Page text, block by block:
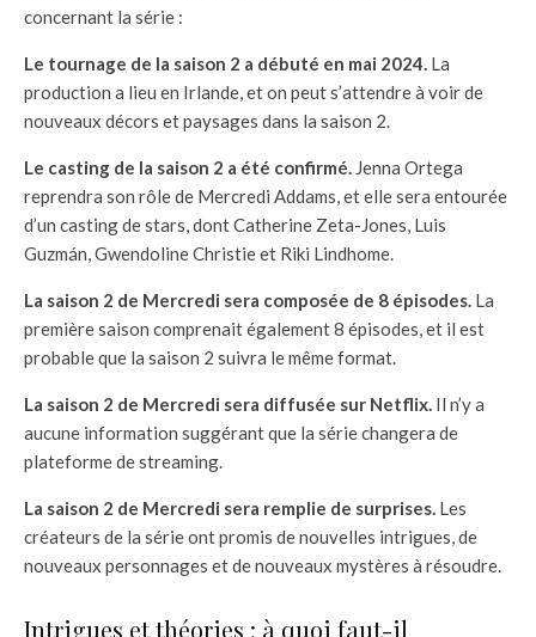
concernant la série :
Le tournage de la saison 2 a débuté en mai 2024. La
production a lieu en Irlande, et on peut s’attendre à voir de
nouveaux décors et paysages dans la saison 2.
Le casting de la saison 2 a été confirmé. Jenna Ortega
reprendra son rôle de Mercredi Addams, et elle sera entourée
d’un casting de stars, dont Catherine Zeta-Jones, Luis
Guzmán, Gwendoline Christie et Riki Lindhome.
La saison 2 de Mercredi sera composée de 8 épisodes. La
première saison comprenait également 8 épisodes, et il est
probable que la saison 2 suivra le même format.
La saison 2 de Mercredi sera diffusée sur Netflix. Il n’y a
aucune information suggérant que la série changera de
plateforme de streaming.
La saison 2 de Mercredi sera remplie de surprises. Les
créateurs de la série ont promis de nouvelles intrigues, de
nouveaux personnages et de nouveaux mystères à résoudre.
Intrigues et théories : à quoi faut-il